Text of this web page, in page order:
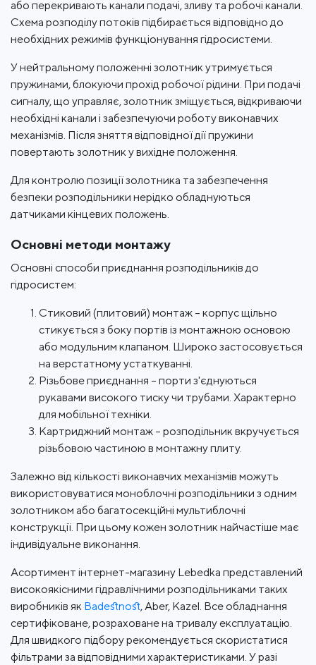
або перекривають канали подачі, зливу та робочі канали.
Схема розподілу потоків підбирається відповідно до
необхідних режимів функціонування гідросистеми.
У нейтральному положенні золотник утримується
пружинами, блокуючи прохід робочої рідини. При подачі
сигналу, що управляє, золотник зміщується, відкриваючи
необхідні канали і забезпечуючи роботу виконавчих
механізмів. Після зняття відповідної дії пружини
повертають золотник у вихідне положення.
Для контролю позиції золотника та забезпечення
безпеки розподільники нерідко обладнуються
датчиками кінцевих положень.
Основні методи монтажу
Основні способи приєднання розподільників до
гідросистем:
Стиковий (плитовий) монтаж – корпус щільно
стикується з боку портів із монтажною основою
або модульним клапаном. Широко застосовується
на верстатному устаткуванні.
Різьбове приєднання – порти з'єднуються
рукавами високого тиску чи трубами. Характерно
для мобільної техніки.
Картриджний монтаж – розподільник вкручується
різьбовою частиною в монтажну плиту.
Залежно від кількості виконавчих механізмів можуть
використовуватися моноблочні розподільники з одним
золотником або багатосекційні мультиблочні
конструкції. При цьому кожен золотник найчастіше має
індивідуальне виконання.
Асортимент інтернет-магазину Lebedka представлений
високоякісними гідравлічними розподільниками таких
виробників як Badestnost, Aber, Kazel. Все обладнання
сертифіковане, розраховане на тривалу експлуатацію.
Для швидкого підбору рекомендується скористатися
фільтрами за відповідними характеристиками. У разі